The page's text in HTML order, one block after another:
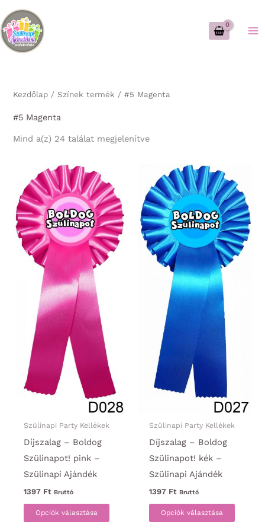
Skip
to
content
Kezdőlap / Színek termék / #5 Magenta
#5 Magenta
Mind a(z) 24 találat megjelenítveSorted
Szülinapi Party Kellékek
Díjszalag – Boldog
Szülinapot! pink –
Szülinapi Ajándék
1397 Ft Bruttó
Opciók választása
Ennek
a
Szülinapi Party Kellékek
Díjszalag – Boldog
Szülinapot! kék –
Szülinapi Ajándék
1397 Ft Bruttó
Opciók választása
Ennek
a